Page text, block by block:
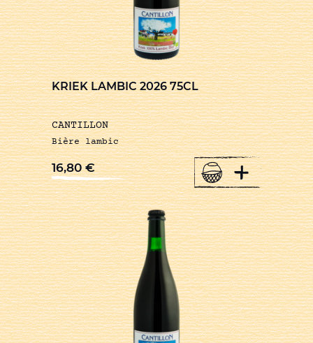
KRIEK LAMBIC 2026 75CL
CANTILLON
Bière lambic
16,80€ +